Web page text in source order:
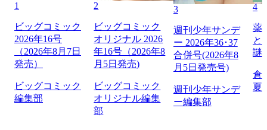
1
ビッグコミック
2026年16号
（2026年8月7日
発売）
ビッグコミック
編集部
2
ビッグコミック
オリジナル 2026
年16号（2026年8
月5日発売)
ビッグコミック
オリジナル編集
部
3
週刊少年サンデ
ー 2026年36･37
合併号(2026年8
月5日発売号)
週刊少年サンデ
ー編集部
4
薬
と
謎
倉
夏